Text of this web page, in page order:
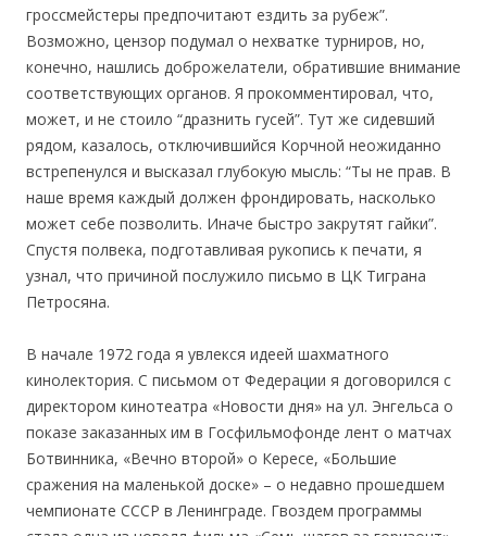
гроссмейстеры предпочитают ездить за рубеж”.
Возможно, цензор подумал о нехватке турниров, но,
конечно, нашлись доброжелатели, обратившие внимание
соответствующих органов. Я прокомментировал, что,
может, и не стоило “дразнить гусей”. Тут же сидевший
рядом, казалось, отключившийся Корчной неожиданно
встрепенулся и высказал глубокую мысль: “Ты не прав. В
наше время каждый должен фрондировать, насколько
может себе позволить. Иначе быстро закрутят гайки”.
Спустя полвека, подготавливая рукопись к печати, я
узнал, что причиной послужило письмо в ЦК Тиграна
Петросяна.
В начале 1972 года я увлекся идеей шахматного
кинолектория. С письмом от Федерации я договорился с
директором кинотеатра «Новости дня» на ул. Энгельса о
показе заказанных им в Госфильмофонде лент о матчах
Ботвинника, «Вечно второй» о Кересе, «Большие
сражения на маленькой доске» – о недавно прошедшем
чемпионате СССР в Ленинграде. Гвоздем программы